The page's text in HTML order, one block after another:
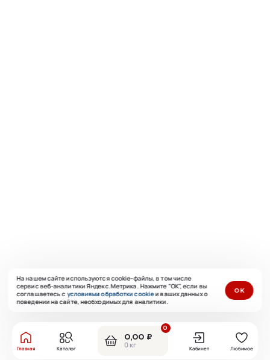
На нашем сайте используются cookie-файлы, в том числе
сервис веб-аналитики Яндекс.Метрика. Нажмите "ОК", если вы
соглашаетесь с условиями обработки cookieи ваших данных о
поведении на сайте, необходимых для аналитики.
ОК
Главная Каталог
0,00 ₽
0 кг
0
Кабинет Любимое